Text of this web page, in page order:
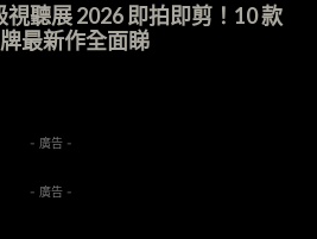
視聽展 2026 即拍即剪！10 款
最新作全面睇
- 廣告 -
- 廣告 -